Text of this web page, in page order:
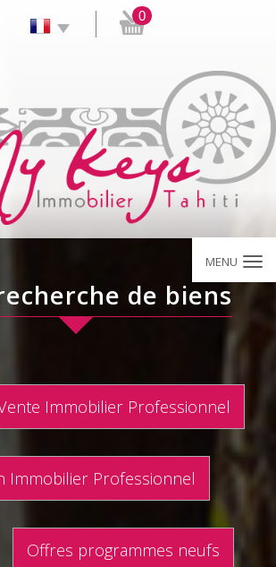
0
MENU
de biens
Immobilier Professionnel
Immobilier Professionnel
Offres programmes neufs